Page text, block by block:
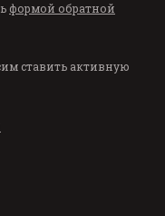
формой обратной
ставить активную